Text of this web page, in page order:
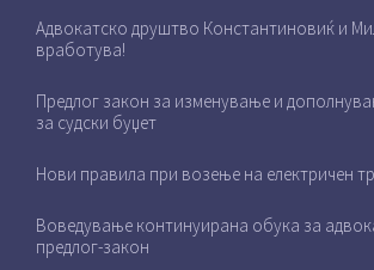
Адвокатско друштво Константиновиќ и
вработува!
Предлог закон за изменување и
за судски буџет
Нови правила при возење на електричен
Воведување континуирана обука за
предлог-закон